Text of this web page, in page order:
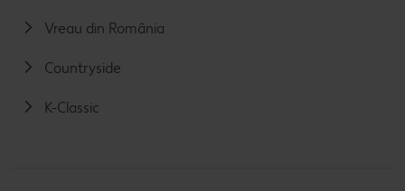
Vreau din România
Countryside
K-Classic